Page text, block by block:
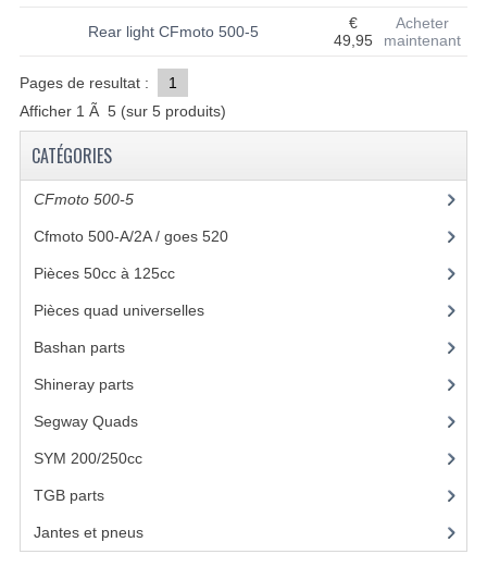
PIÈCES QUAD UNIVERSELLES
BASHAN 150CC
Rear light CFmoto 500-5
€
49,95
Acheter
maintenant
Pages de resultat :
1
Afficher 1 Ã 5(sur 5produits)
CATÉGORIES
CFmoto 500-5(5)
Cfmoto 500-A/2A / goes 520(347)
Pièces 50cc à 125cc(49)
Pièces quad universelles(46)
Bashan parts(1024)
Shineray parts(700)
Segway Quads(6)
SYM 200/250cc(15)
TGB parts(27)
Jantes et pneus(21)